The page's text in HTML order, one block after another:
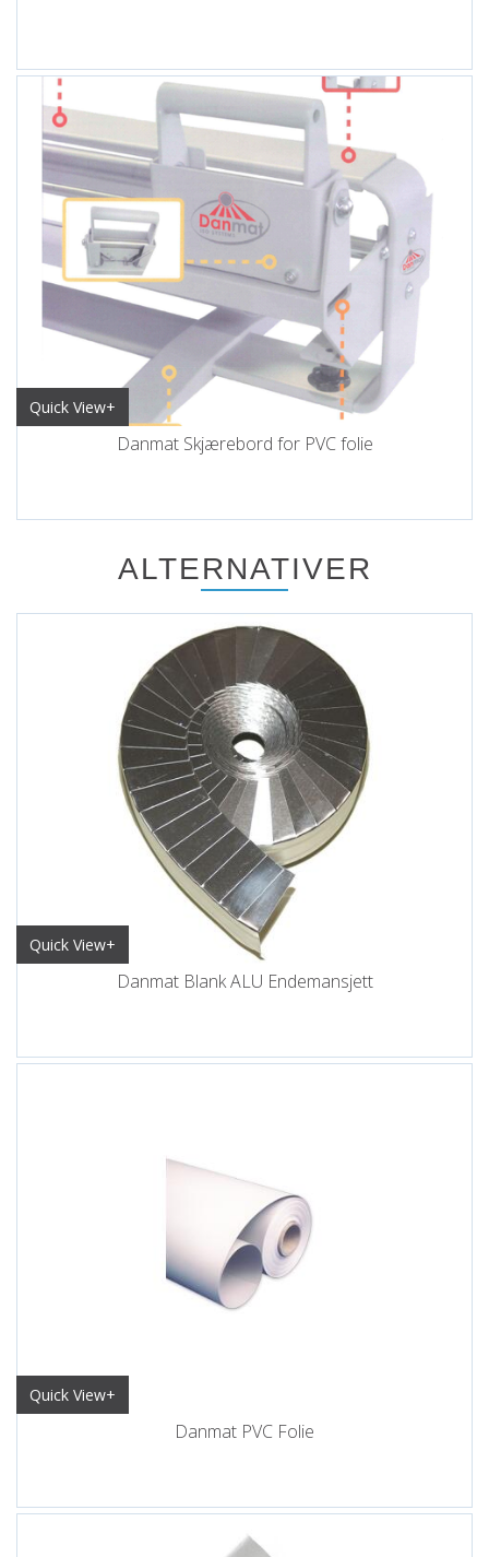
Quick View+
Danmat Skjærebord for PVC folie
ALTERNATIVER
Quick View+
Danmat Blank ALU Endemansjett
Quick View+
Danmat PVC Folie